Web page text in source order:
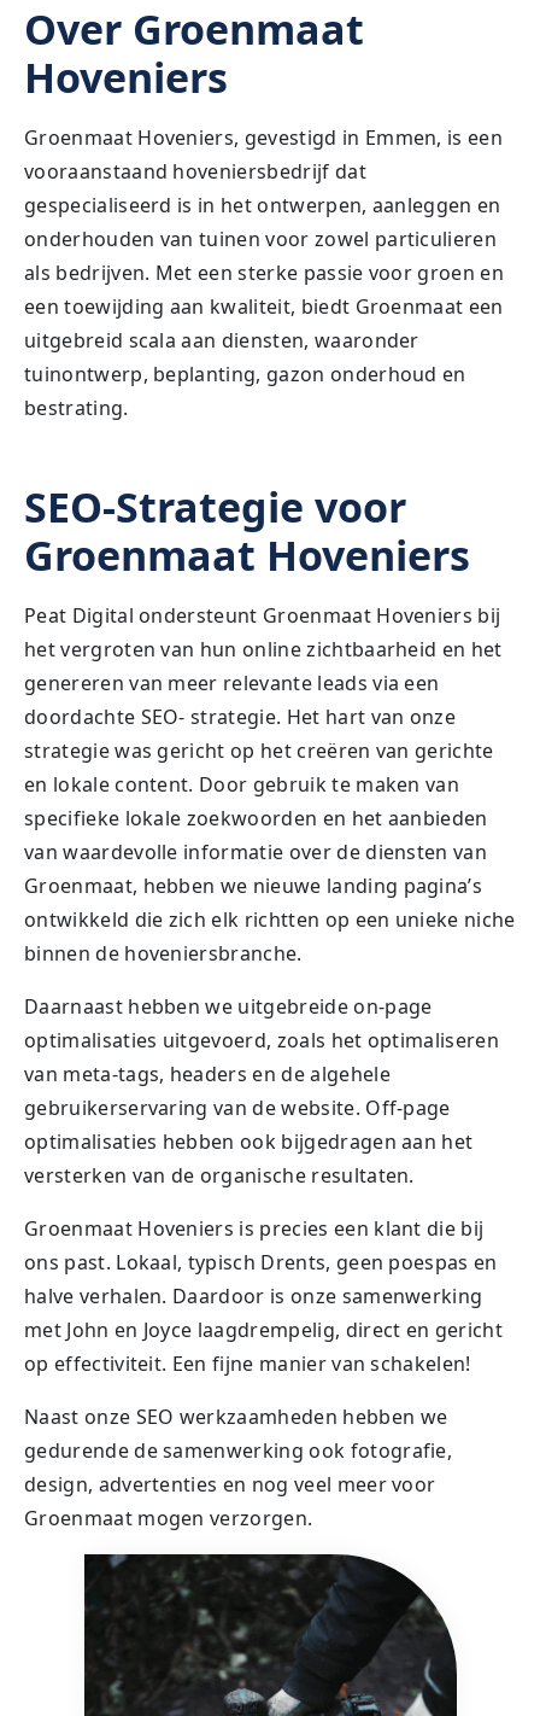
Over Groenmaat
Hoveniers
Groenmaat Hoveniers, gevestigd in Emmen, is een
vooraanstaand hoveniersbedrijf dat
gespecialiseerd is in het ontwerpen, aanleggen en
onderhouden van tuinen voor zowel particulieren
als bedrijven. Met een sterke passie voor groen en
een toewijding aan kwaliteit, biedt Groenmaat een
uitgebreid scala aan diensten, waaronder
tuinontwerp, beplanting, gazon onderhoud en
bestrating.
SEO-Strategie voor
Groenmaat Hoveniers
Peat Digital ondersteunt Groenmaat Hoveniers bij
het vergroten van hun online zichtbaarheid en het
genereren van meer relevante leads via een
doordachte SEO- strategie. Het hart van onze
strategie was gericht op het creëren van gerichte
en lokale content. Door gebruik te maken van
specifieke lokale zoekwoorden en het aanbieden
van waardevolle informatie over de diensten van
Groenmaat, hebben we nieuwe landing pagina’s
ontwikkeld die zich elk richtten op een unieke niche
binnen de hoveniersbranche.
Daarnaast hebben we uitgebreide on-page
optimalisaties uitgevoerd, zoals het optimaliseren
van meta-tags, headers en de algehele
gebruikerservaring van de website. Off-page
optimalisaties hebben ook bijgedragen aan het
versterken van de organische resultaten.
Groenmaat Hoveniers is precies een klant die bij
ons past. Lokaal, typisch Drents, geen poespas en
halve verhalen. Daardoor is onze samenwerking
met John en Joyce laagdrempelig, direct en gericht
op effectiviteit. Een fijne manier van schakelen!
Naast onze SEO werkzaamheden hebben we
gedurende de samenwerking ook fotografie,
design, advertenties en nog veel meer voor
Groenmaat mogen verzorgen.